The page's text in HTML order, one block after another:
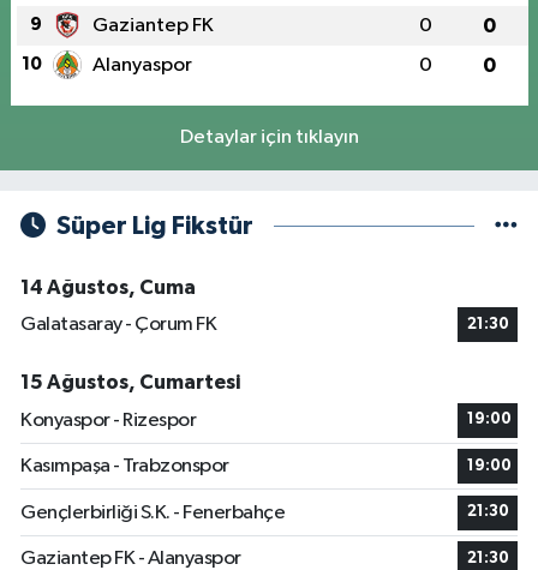
9 Gaziantep FK 0 0
10 Alanyaspor 0 0
Detaylar için tıklayın
Süper Lig Fikstür
14 Ağustos, Cuma
Galatasaray - Çorum FK
21:30
15 Ağustos, Cumartesi
Konyaspor - Rizespor
19:00
Kasımpaşa - Trabzonspor 19:00
Gençlerbirliği S.K. - Fenerbahçe 21:30
Gaziantep FK - Alanyaspor 21:30